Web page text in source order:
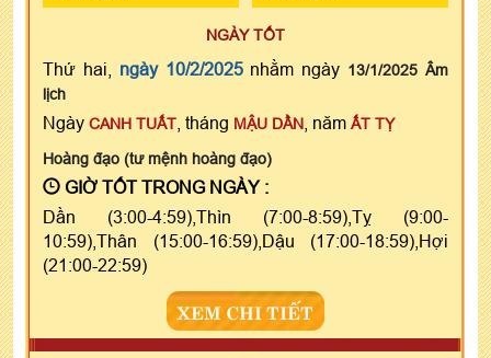
NGÀY TỐT
Thứ hai, ngày 10/2/2025nhằm ngày 13/1/2025 Âm
lịch
Ngày CANH TUẤT , tháng MẬU DẦN , năm ẤT TỴ
Hoàng đạo (tư mệnh hoàng đạo)
GIỜ TỐT TRONG NGÀY :
Dần (3:00-4:59),Thìn (7:00-8:59),Tỵ (9:00-
10:59),Thân (15:00-16:59),Dậu (17:00-18:59),Hợi
(21:00-22:59)
XEM CHI TIẾT